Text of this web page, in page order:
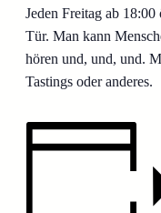
Jeden Freitag ab
Tür. Man kann
hören und, und, und.
Tastings oder anderes.